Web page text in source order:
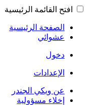
افتح القائمة الرئيسية
الصفحة الرئيسية
عشوائي
دخول
الإعدادات
عن ويكي الجندر
إخلاء مسؤولية